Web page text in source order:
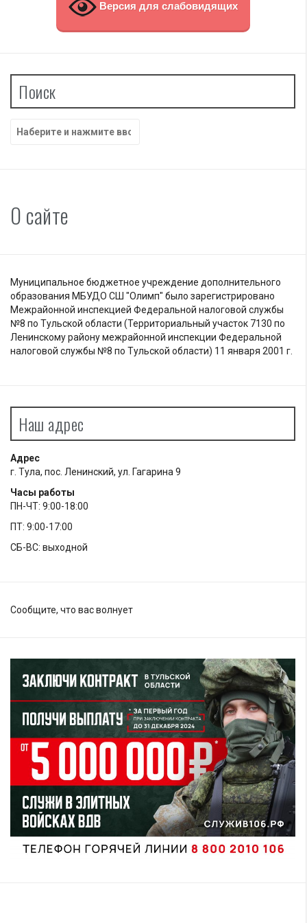
Версия для слабовидящих
Поиск
Найти:
О сайте
Муниципальное бюджетное учреждение дополнительного
образования МБУДО СШ "Олимп" было зарегистрировано
Межрайонной инспекцией Федеральной налоговой службы
№8 по Тульской области (Территориальный участок 7130 по
Ленинскому району межрайонной инспекции Федеральной
налоговой службы №8 по Тульской области) 11 января 2001 г.
Наш адрес
Адрес
г. Тула, пос. Ленинский, ул. Гагарина 9
Часы работы
ПН-ЧТ: 9:00-18:00
ПТ: 9:00-17:00
СБ-ВС: выходной
Сообщите, что вас волнует